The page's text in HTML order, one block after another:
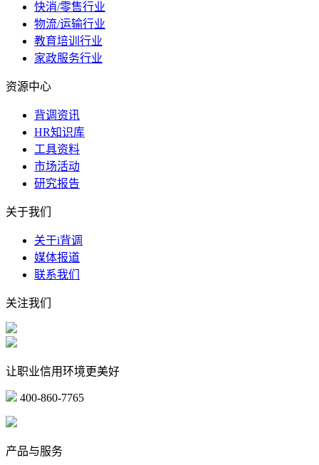
快消/零售行业
物流/运输行业
教育培训行业
家政服务行业
资源中心
背调资讯
HR知识库
工具资料
市场活动
研究报告
关于我们
关于i背调
媒体报道
联系我们
关注我们
让职业信用环境更美好
400-860-7765
产品与服务